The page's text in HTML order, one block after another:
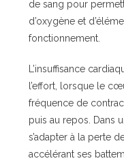
de sang pour
d’oxygène et
fonctionnement.
L’insuffisance
l’effort, lorsque le
fréquence de
puis au repos. Dans
s’adapter à la perte
accélérant ses